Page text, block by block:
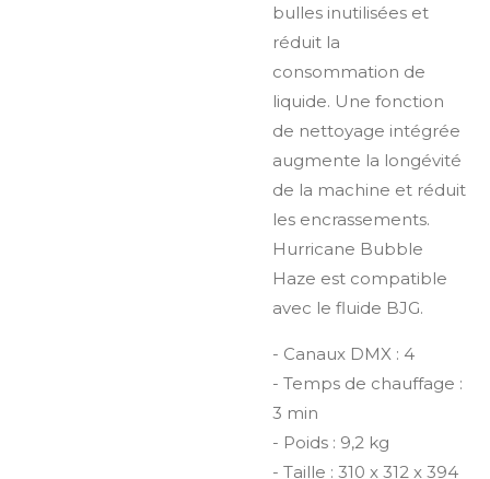
bulles inutilisées et
réduit la
consommation de
liquide. Une fonction
de nettoyage intégrée
augmente la longévité
de la machine et réduit
les encrassements.
Hurricane Bubble
Haze est compatible
avec le fluide BJG.
- Canaux DMX : 4
- Temps de chauffage :
3 min
- Poids : 9,2 kg
- Taille : 310 x 312 x 394